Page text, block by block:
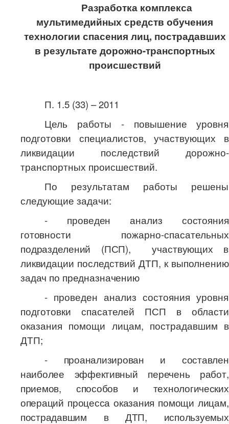
Разработка комплекса
мультимедийных средств обучения
технологии спасения лиц, пострадавших
в результате дорожно-транспортных
происшествий
П. 1.5 (33) – 2011
Цель работы - повышение уровня
подготовки специалистов, участвующих в
ликвидации последствий дорожно-
транспортных происшествий.
По результатам работы решены
следующие задачи:
- проведен анализ состояния
готовности пожарно-спасательных
подразделений (ПСП), участвующих в
ликвидации последствий ДТП, к выполнению
задач по предназначению
- проведен анализ состояния уровня
подготовки спасателей ПСП в области
оказания помощи лицам, пострадавшим в
ДТП;
- проанализирован и составлен
наиболее эффективный перечень работ,
приемов, способов и технологических
операций процесса оказания помощи лицам,
пострадавшим в ДТП, используемых